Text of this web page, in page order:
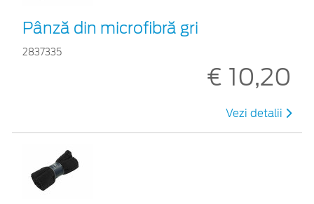
Pânză din microfibră gri
2837335
€ 10,20
Vezi detalii